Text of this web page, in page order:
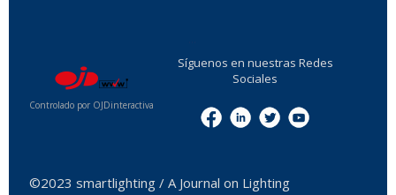
Controlado por OJDinteractiva
Síguenos en nuestras Redes
Sociales
©2023 smartlighting / A Journal on Lighting